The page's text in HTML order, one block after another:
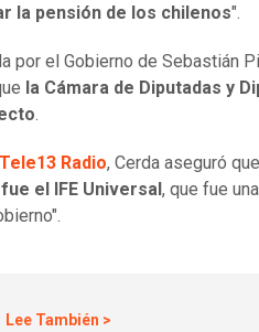
la pensión de los chilenos".
por el Gobierno de Sebastián
la Cámara de Diputadas y
.
Tele13 Radio, Cerda aseguró
el IFE Universal , que fue
Lee También >